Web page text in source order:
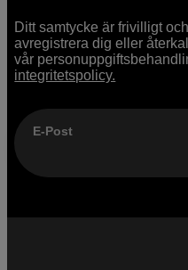
Ditt samtycke är frivilligt
avregistrera dig eller
vår
integritetspolicy.
E-Post